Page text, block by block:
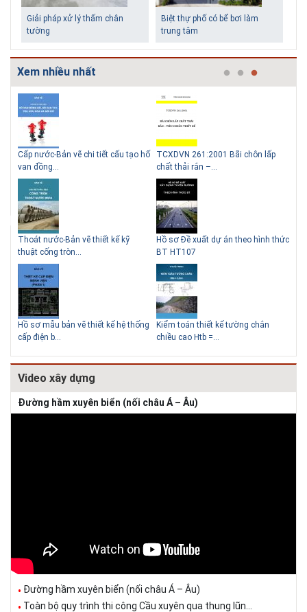
Giải pháp xử lý thấm chân
tường
Biệt thự phố có bể bơi làm
trung tâm
Những ngôi nhà một tầng ít
tiền vẫn đẹp
Lý do nên sử dụng gạch block
Thiết kế nhà siêu nhỏ độc đáo
Xem nhiều nhất
Cấp nước-Bản vẽ chi tiết cấu tạo hố
van đồng...
Thoát nước-Bản vẽ thiết kế kỹ
thuật cống tròn...
Hồ sơ mẫu bản vẽ thiết kế hệ thống
cấp điện b...
TCXDVN 261:2001 Bãi chôn lấp
chất thải rắn –...
Hồ sơ Đề xuất dự án theo hình thức
BT HT107
Kiểm toán thiết kế tường chắn
chiều cao Htb =...
Video xây dựng
Đường hầm xuyên biển (nối châu Á – Âu)
Đường hầm xuyên biển (nối châu Á – Âu)
Toàn bộ quy trình thi công Cầu xuyên qua thung lũn...